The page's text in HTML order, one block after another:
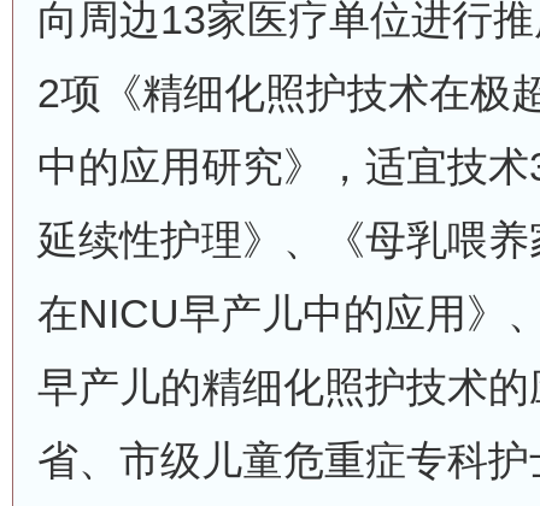
向周边13家医疗单位进行
2项《精细化照护技术在极
中的应用研究》，适宜技
延续性护理》、《母乳喂
在NICU早产儿中的应用》
早产儿的精细化照护技术
省、市级儿童危重症专科